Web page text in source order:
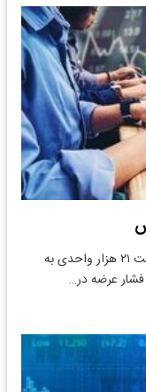
دنیای معدن: شاخص کل بورس تهران امروز با افت ۲۱ هزار واحدی به